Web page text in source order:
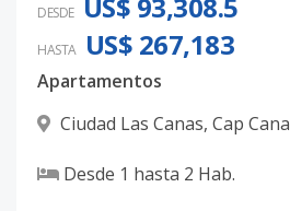
DESDE
HASTA US$ 267,183
Apartamentos
Ciudad Las Canas, Cap Cana
Desde 1 hasta 2 Hab.